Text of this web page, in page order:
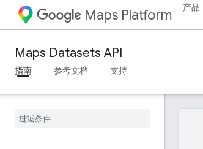
Maps Platform 产品
Maps Datasets API
指南
参考文档 支持